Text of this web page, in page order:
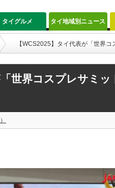
タイグルメ タイ地域別ニュース
【WCS2025】タイ代表が「世界
世界コスプレサミッ